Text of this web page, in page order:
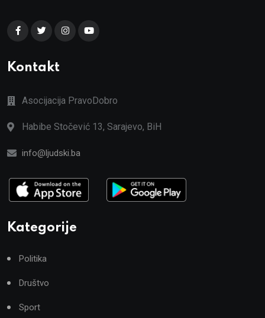
Kontakt
Asocijacija PravoDobro
Habibe Stočević 13, Sarajevo, BiH
info@ljudski.ba
Kategorije
Politika
Društvo
Sport